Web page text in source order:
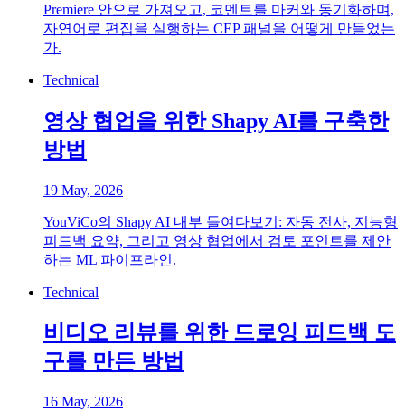
Premiere 안으로 가져오고, 코멘트를 마커와 동기화하며,
자연어로 편집을 실행하는 CEP 패널을 어떻게 만들었는
가.
Technical
영상 협업을 위한 Shapy AI를 구축한
방법
19 May, 2026
YouViCo의 Shapy AI 내부 들여다보기: 자동 전사, 지능형
피드백 요약, 그리고 영상 협업에서 검토 포인트를 제안
하는 ML 파이프라인.
Technical
비디오 리뷰를 위한 드로잉 피드백 도
구를 만든 방법
16 May, 2026